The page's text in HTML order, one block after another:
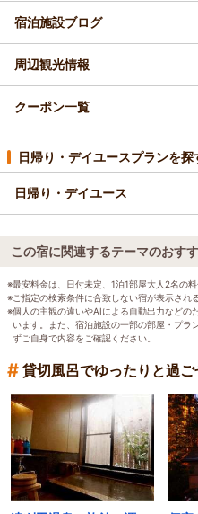
宿泊施設ブログ
周辺観光情報
クーポン一覧
日帰り・デイユースプランを探
日帰り・デイユース
この宿に関連するテーマのおす
※最安料金は、日付未定、1泊1部屋大人2名の料
※ご指定の検索条件に合致しない宿が表示され
※個人の主観の違いやAIによる自動出力などの
います。また、宿泊施設の一部の部屋・プラ
ずご自身で内容をご確認ください。
# 貸切風呂でゆったりと過